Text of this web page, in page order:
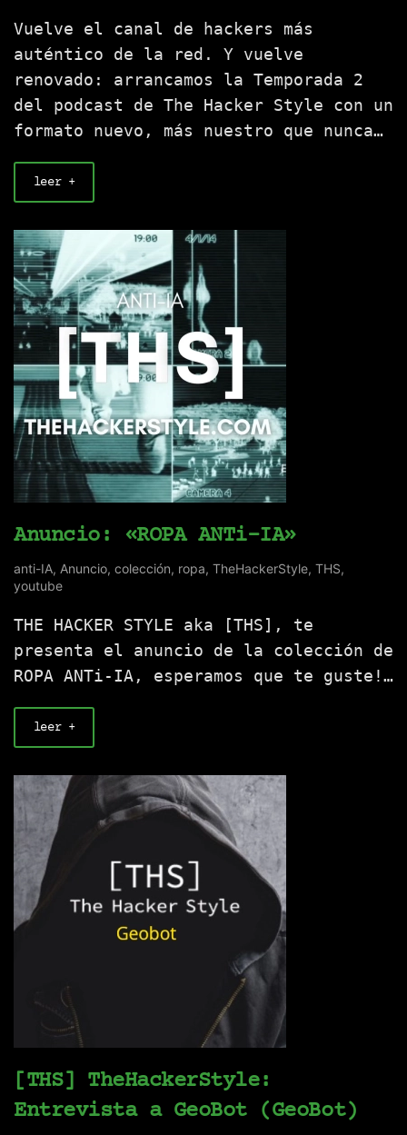
Vuelve el canal de hackers más
auténtico de la red. Y vuelve
renovado: arrancamos la Temporada 2
del podcast de The Hacker Style con un
formato nuevo, más nuestro que nunca…
leer +
Anuncio: «ROPA ANTi-IA»
anti-IA, Anuncio, colección, ropa, TheHackerStyle, THS,
youtube
THE HACKER STYLE aka [THS], te
presenta el anuncio de la colección de
ROPA ANTi-IA, esperamos que te guste!…
leer +
[THS] TheHackerStyle:
Entrevista a GeoBot (GeoBot)